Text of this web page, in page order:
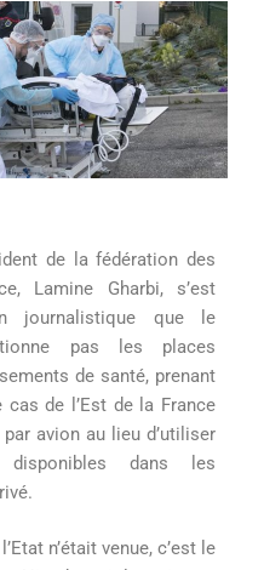
de la fédération des
Lamine Gharbi, s’est
journalistique que le
pas les places
de santé, prenant
de l’Est de la France
avion au lieu d’utiliser
disponibles dans les
n’était venue, c’est le